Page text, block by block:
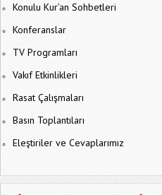
Konulu Kur’an Sohbetleri
Konferanslar
TV Programları
Vakıf Etkinlikleri
Rasat Çalışmaları
Basın Toplantıları
Eleştiriler ve Cevaplarımız